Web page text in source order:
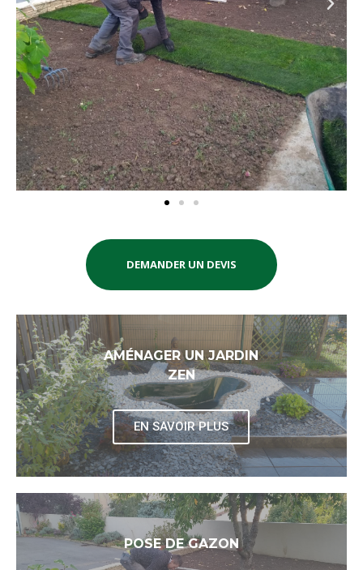
DEMANDER UN DEVIS
AMÉNAGER UN JARDIN
ZEN
EN SAVOIR PLUS
POSE DE GAZON